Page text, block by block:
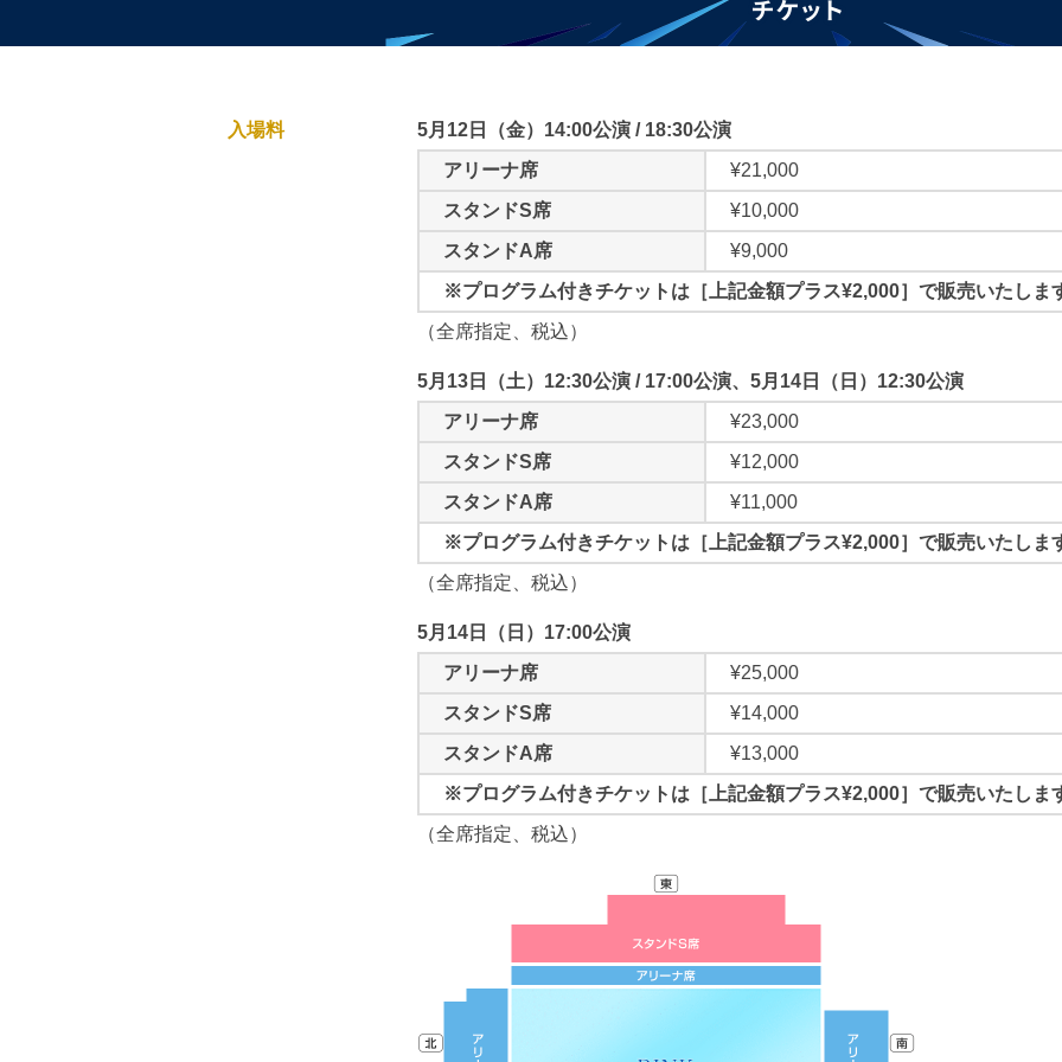
入場料
5月12日（金）14:00公演 / 18:30公演
アリーナ席
¥21,000
スタンドS席
¥10,000
スタンドA席
¥9,000
※プログラム付きチケットは［上記金額プラス¥2,000］で販売いたしま
（全席指定、税込）
5月13日（土）12:30公演 / 17:00公演、 5月14日（日）12:30公演
アリーナ席
¥23,000
スタンドS席
¥12,000
スタンドA席
¥11,000
※プログラム付きチケットは［上記金額プラス¥2,000］で販売いたしま
（全席指定、税込）
5月14日（日）17:00公演
アリーナ席
¥25,000
スタンドS席
¥14,000
スタンドA席
¥13,000
※プログラム付きチケットは［上記金額プラス¥2,000］で販売いたしま
（全席指定、税込）